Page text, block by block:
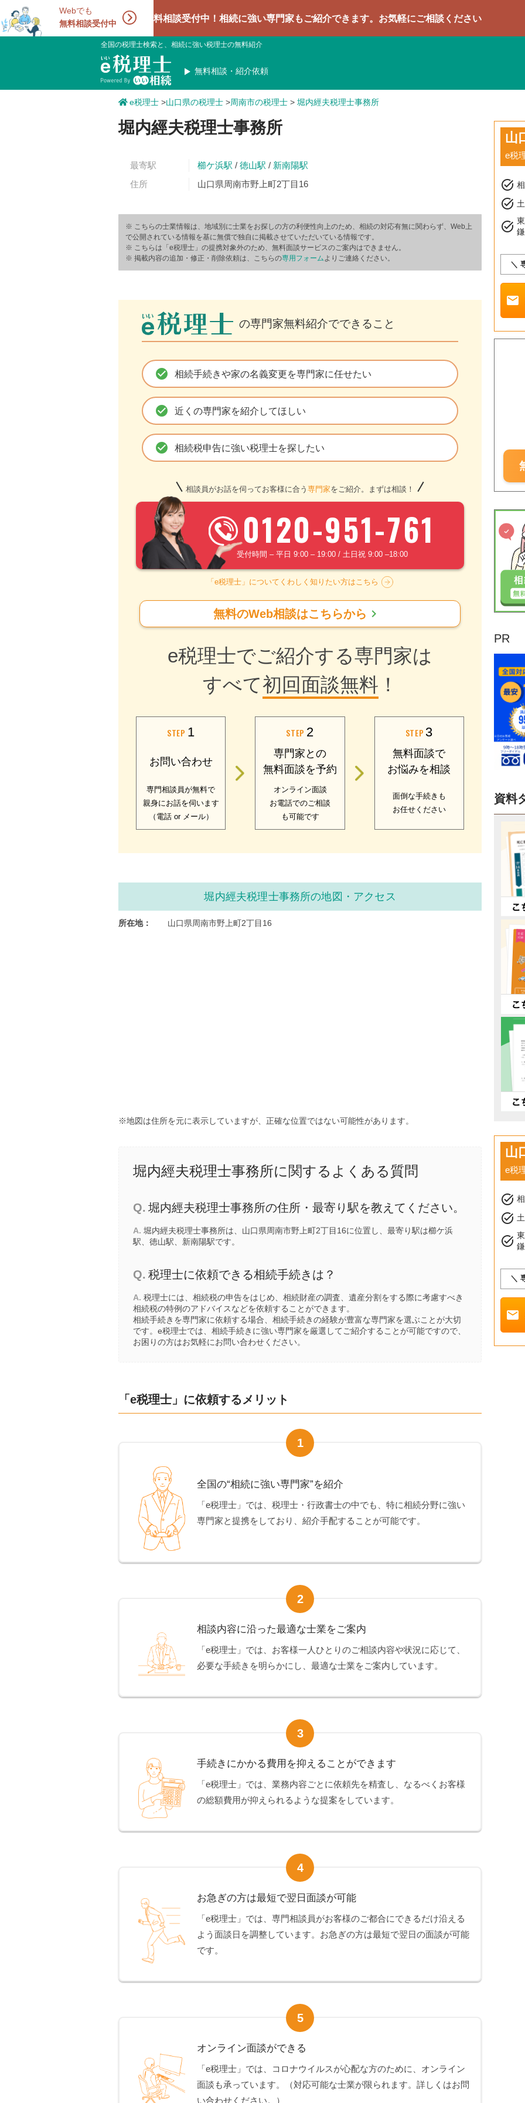
Webでも
無料相談受付中
相続手続きの無料相談受付中！相続に強い専門家もご紹介できます。お気軽にご相談ください
全国の税理士検索と、相続に強い税理士の無料紹介
無料相談・紹介依頼
e税理士 >山口県の税理士 >周南市の税理士 > 堀内經夫税理士事務所
堀内經夫税理士事務所
最寄駅 櫛ケ浜駅 / 徳山駅 / 新南陽駅
住所
山口県周南市野上町2丁目16
※ こちらの士業情報は、地域別に士業をお探しの方の利便性向上のため、相続の対応有無に関わらず、Web上
で公開されている情報を基に無償で独自に掲載させていただいている情報です。
※ こちらは「e税理士」の提携対象外のため、無料面談サービスのご案内はできません。
※ 掲載内容の追加・修正・削除依頼は、こちらの専用フォームよりご連絡ください。
の専門家無料紹介でできること
check_circle 相続手続きや家の名義変更を専門家に任せたい
check_circle 近くの専門家を紹介してほしい
check_circle 相続税申告に強い税理士を探したい
相談員がお話を伺ってお客様に合う専門家をご紹介。まずは相談！
0120-951-761
受付時間 – 平日 9:00 – 19:00 / 土日祝 9:00 –18:00
「e税理士」についてくわしく知りたい方はこちら
無料のWeb相談はこちらから chevron_right
e税理士でご紹介する専門家は
すべて初回面談無料 ！
STEP 1
お問い合わせ
専門相談員が無料で
親身にお話を伺います
（電話 or メール）
STEP 2
専門家との
無料面談を予約
オンライン面談
お電話でのご相談
も可能です
STEP 3
無料面談で
お悩みを相談
面倒な手続きも
お任せください
堀内經夫税理士事務所の地図・アクセス
所在地： 山口県周南市野上町2丁目16
※地図は住所を元に表示していますが、正確な位置ではない可能性があります。
堀内經夫税理士事務所に関するよくある質問
Q. 堀内經夫税理士事務所の住所・最寄り駅を教えてください。
A. 堀内經夫税理士事務所は、山口県周南市野上町2丁目16に位置し、最寄り駅は櫛ケ浜
駅
徳山駅 新南陽駅です。
Q. 税理士に依頼できる相続手続きは？
A. 税理士には、相続税の申告をはじめ、相続財産の調査、遺産分割をする際に考慮すべき
相続税の特例のアドバイスなどを依頼することができます。
相続手続きを専門家に依頼する場合、相続手続きの経験が豊富な専門家を選ぶことが大切
です。e税理士では、相続手続きに強い専門家を厳選してご紹介することが可能ですので、
お困りの方はお気軽にお問い合わせください。
「e税理士」に依頼するメリット
1
全国の“相続に強い専門家”を紹介
「e税理士」では、税理士・行政書士の中でも、特に相続分野に強い
専門家と提携をしており、紹介手配することが可能です。
2
相談内容に沿った最適な士業をご案内
「e税理士」では、お客様一人ひとりのご相談内容や状況に応じて、
必要な手続きを明らかにし、最適な士業をご案内しています。
3
手続きにかかる費用を抑えることができます
「e税理士」では、業務内容ごとに依頼先を精査し、なるべくお客様
の総額費用が抑えられるような提案をしています。
4
お急ぎの方は最短で翌日面談が可能
「e税理士」では、専門相談員がお客様のご都合にできるだけ沿える
よう面談日を調整しています。お急ぎの方は最短で翌日の面談が可能
です。
5
オンライン面談ができる
「e税理士」では、コロナウイルスが心配な方のために、オンライン
面談も承っています。（対応可能な士業が限られます。詳しくはお問
い合わせください。）
山
e税
task_alt
task_alt
task_alt
＼
mail
PR
資料
山
e税
task_alt
task_alt
task_alt
＼
mail